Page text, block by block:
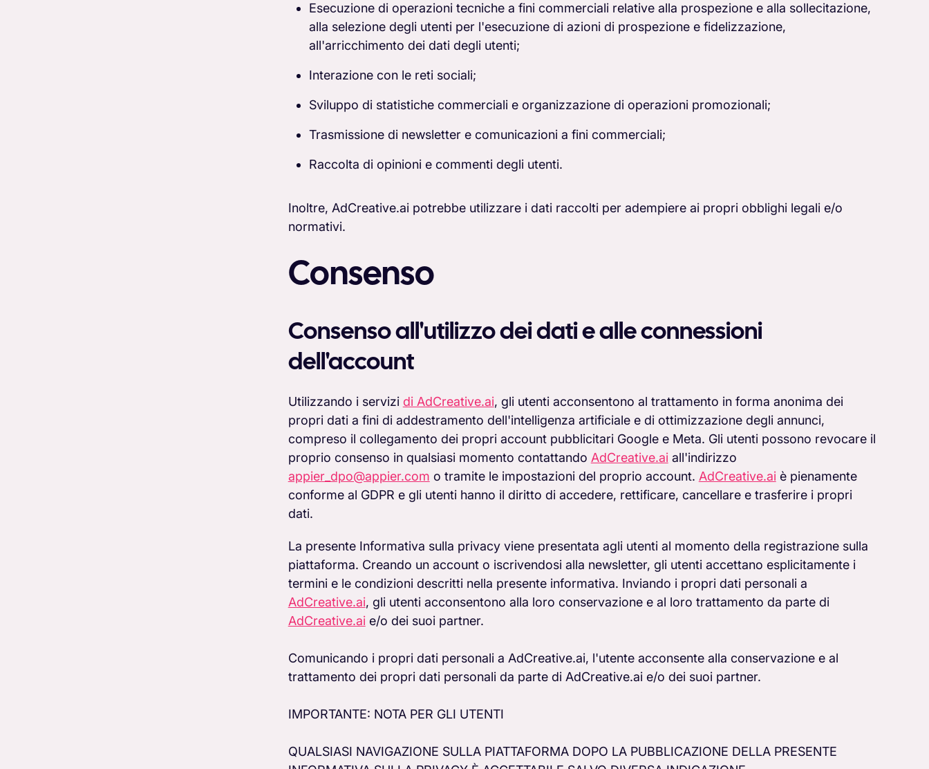
Esecuzione di operazioni tecniche a fini commerciali relative alla prospezione e alla sollecitazione,
alla selezione degli utenti per l'esecuzione di azioni di prospezione e fidelizzazione,
all'arricchimento dei dati degli utenti;
Interazione con le reti sociali;
Sviluppo di statistiche commerciali e organizzazione di operazioni promozionali;
Trasmissione di newsletter e comunicazioni a fini commerciali;
Raccolta di opinioni e commenti degli utenti.
Inoltre, AdCreative.ai potrebbe utilizzare i dati raccolti per adempiere ai propri obblighi legali e/o
normativi.
Consenso
Consenso all'utilizzo dei dati e alle connessioni
dell'account
Utilizzando i servizi di AdCreative.ai, gli utenti acconsentono al trattamento in forma anonima dei
propri dati a fini di addestramento dell'intelligenza artificiale e di ottimizzazione degli annunci,
compreso il collegamento dei propri account pubblicitari Google e Meta. Gli utenti possono revocare il
proprio consenso in qualsiasi momento contattando AdCreative.aiall'indirizzo
appier_dpo@appier.com o tramite le impostazioni del proprio account. AdCreative.aiè pienamente
conforme al GDPR e gli utenti hanno il diritto di accedere, rettificare, cancellare e trasferire i propri
dati.
La presente Informativa sulla privacy viene presentata agli utenti al momento della registrazione sulla
piattaforma. Creando un account o iscrivendosi alla newsletter, gli utenti accettano esplicitamente i
termini e le condizioni descritti nella presente informativa. Inviando i propri dati personali a
AdCreative.ai, gli utenti acconsentono alla loro conservazione e al loro trattamento da parte di
AdCreative.aie/o dei suoi partner.
Comunicando i propri dati personali a AdCreative.ai, l'utente acconsente alla conservazione e al
trattamento dei propri dati personali da parte di AdCreative.ai e/o dei suoi partner.
IMPORTANTE: NOTA PER GLI UTENTI
QUALSIASI NAVIGAZIONE SULLA PIATTAFORMA DOPO LA PUBBLICAZIONE DELLA PRESENTE